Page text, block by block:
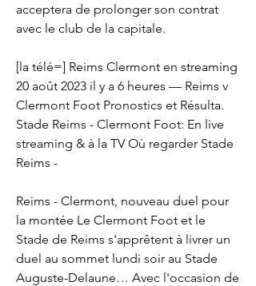
acceptera de prolonger son contrat
avec le club de la capitale.
[la télé=] Reims Clermont en streaming
20 août 2023 il y a 6 heures — Reims v
Clermont Foot Pronostics et Résulta.
Stade Reims - Clermont Foot: En live
streaming & à la TV Où regarder Stade
Reims -
Reims - Clermont, nouveau duel pour
la montée Le Clermont Foot et le
Stade de Reims s'apprêtent à livrer un
duel au sommet lundi soir au Stade
Auguste-Delaune… Avec l'occasion de